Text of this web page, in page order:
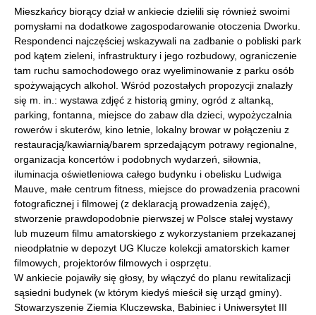
Mieszkańcy biorący dział w ankiecie dzielili się również swoimi
pomysłami na dodatkowe zagospodarowanie otoczenia Dworku.
Respondenci najczęściej wskazywali na zadbanie o pobliski park
pod kątem zieleni, infrastruktury i jego rozbudowy, ograniczenie
tam ruchu samochodowego oraz wyeliminowanie z parku osób
spożywających alkohol. Wśród pozostałych propozycji znalazły
się m. in.: wystawa zdjęć z historią gminy, ogród z altanką,
parking, fontanna, miejsce do zabaw dla dzieci, wypożyczalnia
rowerów i skuterów, kino letnie, lokalny browar w połączeniu z
restauracją/kawiarnią/barem sprzedającym potrawy regionalne,
organizacja koncertów i podobnych wydarzeń, siłownia,
iluminacja oświetleniowa całego budynku i obelisku Ludwiga
Mauve, małe centrum fitness, miejsce do prowadzenia pracowni
fotograficznej i filmowej (z deklaracją prowadzenia zajęć),
stworzenie prawdopodobnie pierwszej w Polsce stałej wystawy
lub muzeum filmu amatorskiego z wykorzystaniem przekazanej
nieodpłatnie w depozyt UG Klucze kolekcji amatorskich kamer
filmowych, projektorów filmowych i osprzętu.
W ankiecie pojawiły się głosy, by włączyć do planu rewitalizacji
sąsiedni budynek (w którym kiedyś mieścił się urząd gminy).
Stowarzyszenie Ziemia Kluczewska, Babiniec i Uniwersytet III